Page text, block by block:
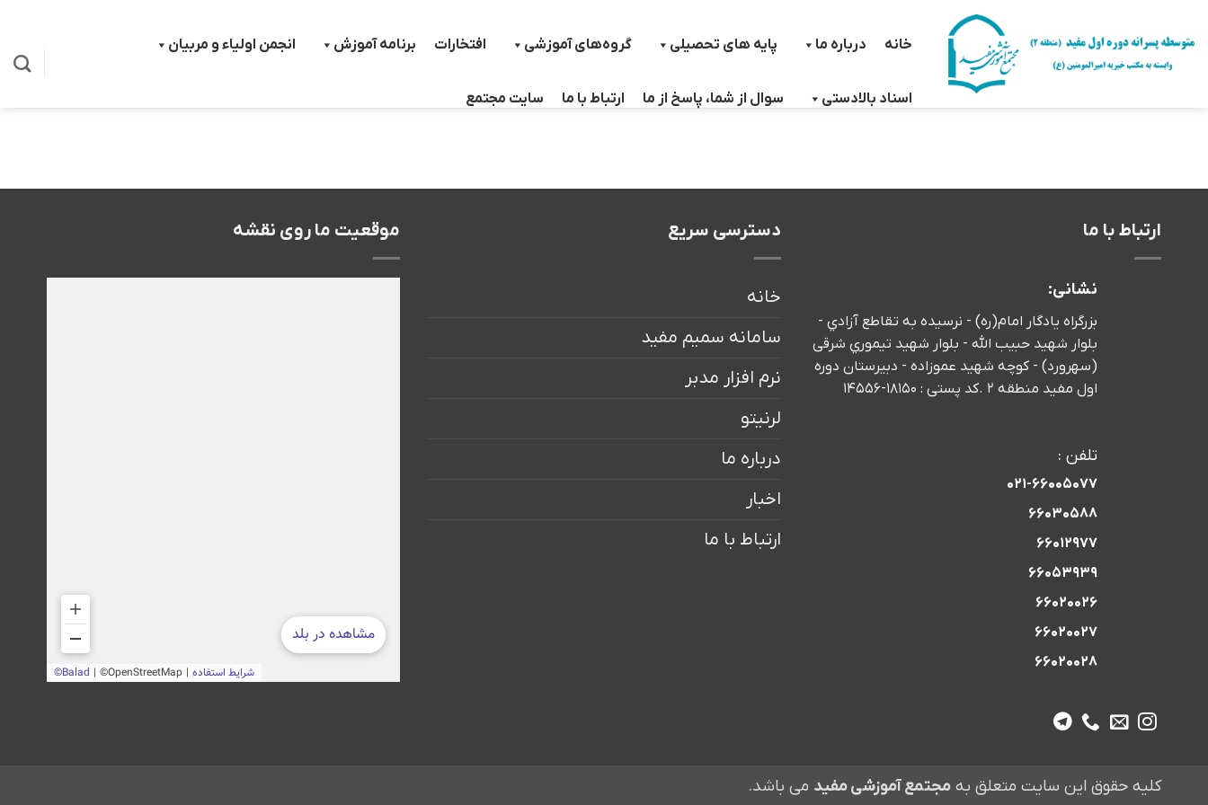
to
content
خانه درباره ما پایه های تحصیلی افتخارات برنامه آموزش گروه‌های آموزشی انجمن اولیاء و مربیان
اسناد بالادستی سوال از شما، پاسخ از ما ارتباط با ما سایت مجتمع
ارتباط با ما
نشانی:
بزرگراه يادگار امام(ره) - نرسيده به تقاطع آزادي -
بلوار شهید حبیب الله - بلوار شهيد تيموري شرقی
(سهرورد) - كوچه شهيد عموزاده - دبیرستان دوره
اول مفید منطقه 2 .کد پستی : 18150-14556
تلفن :
021-66005077
66030588
66012977
66053939
66020026
66020027
66020028
دسترسی سریع
خانه
سامانه سمیم مفید
نرم افزار مدبر
لرنیتو
درباره ما
اخبار
ارتباط با ما
موقعیت ما روی نقشه
کلیه حقوق این سایت متعلق به مجتمع آموزشی مفید می باشد.